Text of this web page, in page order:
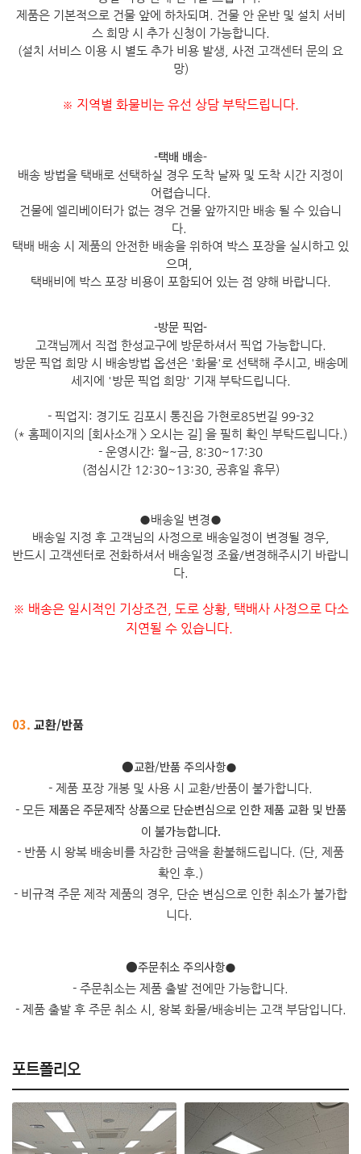
제품은 기본적으로 건물 앞에 하차되며. 건물 안 운반 및 설치 서비
스 희망 시 추가 신청이 가능합니다.
(설치 서비스 이용 시 별도 추가 비용 발생, 사전 고객센터 문의 요
망)
※ 지역별 화물비는 유선 상담 부탁드립니다.
-택배 배송-
배송 방법을 택배로 선택하실 경우 도착 날짜 및 도착 시간 지정이
어렵습니다.
건물에 엘리베이터가 없는 경우 건물 앞까지만 배송 될 수 있습니
다.
택배 배송 시 제품의 안전한 배송을 위하여 박스 포장을 실시하고 있
으며,
택배비에 박스 포장 비용이 포함되어 있는 점 양해 바랍니다.
-방문 픽업-
고객님께서 직접 한성교구에 방문하셔서 픽업 가능합니다.
방문 픽업 희망 시 배송방법 옵션은 '화물'로 선택해 주시고, 배송메
세지에 '방문 픽업 희망' 기재 부탁드립니다.
- 픽업지: 경기도 김포시 통진읍 가현로85번길 99-32
(* 홈페이지의 [회사소개 > 오시는 길] 을 필히 확인 부탁드립니다.)
- 운영시간: 월~금, 8:30~17:30
(점심시간 12:30~13:30, 공휴일 휴무)
●배송일 변경●
배송일 지정 후 고객님의 사정으로 배송일정이 변경될 경우,
반드시 고객센터로 전화하셔서 배송일정 조율/변경해주시기 바랍니
다.
※ 배송은 일시적인 기상조건, 도로 상황, 택배사 사정으로 다소
지연될 수 있습니다.
03. 교환/반품
​●교환/반품 주의사항●
- 제품 포장 개봉 및 사용 시 교환/반품이 불가합니다.
- 모든 제품은 주문제작 상품으로 단순변심으로 인한 제품 교환 및 반품
이 불가능합니다.
- 반품 시 왕복 배송비를 차감한 금액을 환불해드립니다. (단, 제품
확인 후.)
- 비규격 주문 제작 제품의 경우, 단순 변심으로 인한 취소가 불가합
니다.
●주문취소 주의사항●
- 주문취소는 제품 출발 전에만 가능합니다.
- 제품 출발 후 주문 취소 시, 왕복 화물/배송비는 고객 부담입니다.
포트폴리오